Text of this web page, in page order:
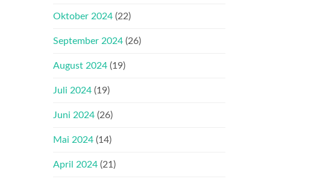
Oktober 2024 (22)
September 2024 (26)
August 2024 (19)
Juli 2024 (19)
Juni 2024 (26)
Mai 2024 (14)
April 2024 (21)